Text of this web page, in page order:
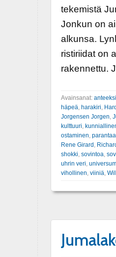
tekemistä
Jonkun on
alkunsa.
ristiriidat on
rakennettu.
Avainsanat:
häpeä harakiri
Jorgensen Jorgen
kulttuuri
ostaminen parantaa
Rene Girard
shokki sovintoa
uhrin veri
vihollinen viiniä